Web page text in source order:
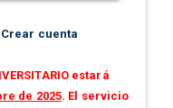
Crear cuenta
estará
de 2025. El servicio